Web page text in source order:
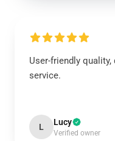
User-friendly
service.
L Lucy
Verified owner